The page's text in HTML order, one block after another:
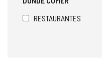
RESTAURANTES